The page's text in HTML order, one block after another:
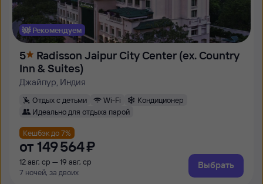
Рекомендуем
5
Radisson Jaipur City Center (ех. Country
Inn & Suites)
Джайпур, Индия
Отдых с детьми Wi-Fi
Кондиционер
Идеально для отдыха парой
Кешбэк до 7%
от 149 ⁠564 ⁠₽
12 авг, ср — 19 авг, ср
7 ночей, за двоих
Выбрать